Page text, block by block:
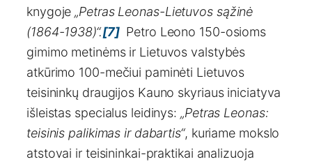
knygoje„Petras Leonas-Lietuvos sąžinė
(1864-1938)“.[7]Petro Leono 150-osioms
gimimo metinėms ir Lietuvos valstybės
atkūrimo 100-mečiui paminėti Lietuvos
teisininkų draugijos Kauno skyriaus iniciatyva
išleistas specialus leidinys: „Petras Leonas:
teisinis palikimas ir dabartis“, kuriame mokslo
atstovai ir teisininkai-praktikai analizuoja